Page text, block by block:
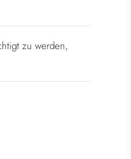
zu werden,